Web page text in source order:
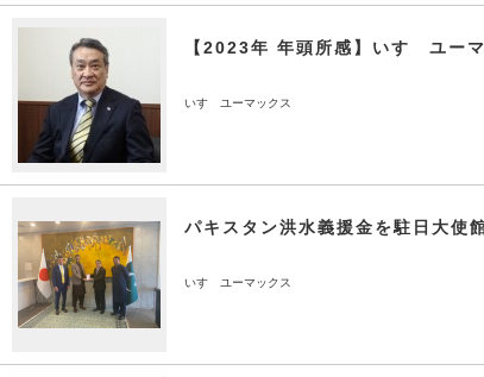
【2023年 年頭所感】いすゞユ
いすゞユーマックス
パキスタン洪水義援金を駐日大使
いすゞユーマックス